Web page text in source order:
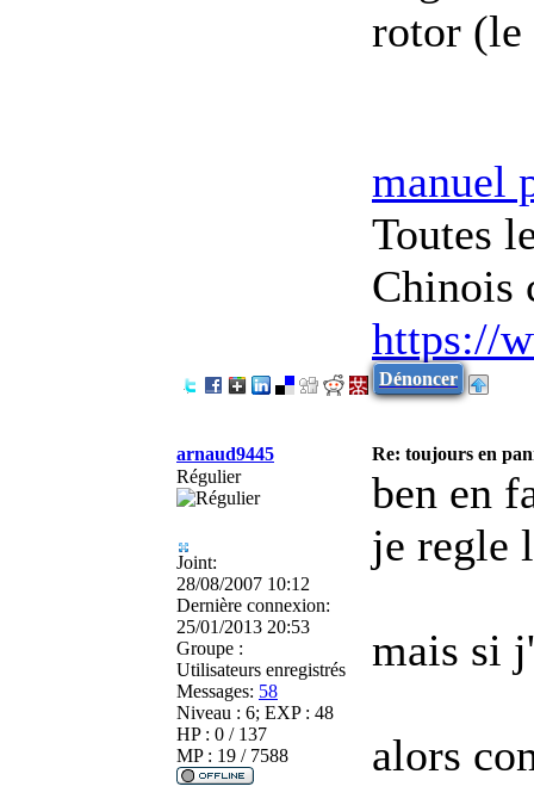
rotor (le
manuel
Toutes
Chinois
https://
Dénoncer
arnaud9445
Re: toujours en
Régulier
Joint:
28/08/2007 10:12
Dernière connexion:
25/01/2013 20:53
Groupe :
Utilisateurs enregistrés
Messages: 58
Niveau : 6; EXP : 48
HP : 0 / 137
MP : 19 / 7588
ben en
je regle
mais si
alors